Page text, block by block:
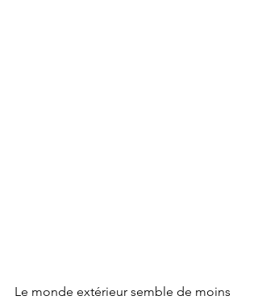
Le monde extérieur semble de moins